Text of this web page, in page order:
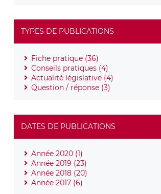
TYPES DE PUBLICATIONS
Fiche pratique (36)
Conseils pratiques (4)
Actualité législative (4)
Question / réponse (3)
DATES DE PUBLICATIONS
Année 2020 (1)
Année 2019 (23)
Année 2018 (20)
Année 2017 (6)